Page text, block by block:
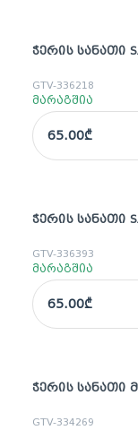
ᲭᲔᲠᲘᲡ ᲡᲐᲜᲐᲗᲘ
GTV-336218
მარაგშია
65.00₾
ᲭᲔᲠᲘᲡ ᲡᲐᲜᲐᲗᲘ
GTV-336393
მარაგშია
65.00₾
ᲭᲔᲠᲘᲡ ᲡᲐᲜᲐᲗᲘ
GTV-334269